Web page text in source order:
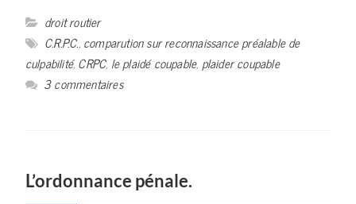
droit routier
C.R.P.C., comparution sur reconnaissance préalable de
culpabilité, CRPC, le plaidé coupable, plaider coupable
3 commentaires
L’ordonnance pénale.